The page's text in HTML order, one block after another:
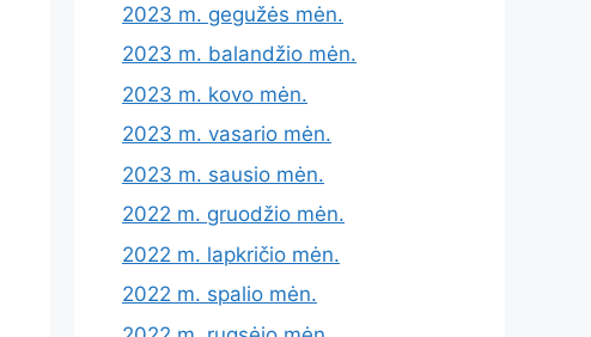
2023 m. gegužės mėn.
2023 m. balandžio mėn.
2023 m. kovo mėn.
2023 m. vasario mėn.
2023 m. sausio mėn.
2022 m. gruodžio mėn.
2022 m. lapkričio mėn.
2022 m. spalio mėn.